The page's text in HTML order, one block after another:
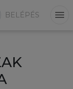
BELÉPÉS menu